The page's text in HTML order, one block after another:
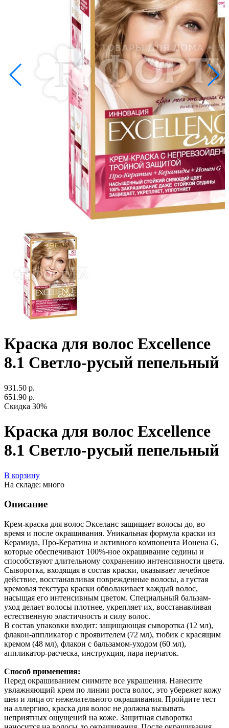
Краска для волос Excellence
8.1 Светло-русый пепельный
931.50 р.
651.90 р.
Скидка 30%
Краска для волос Excellence
8.1 Светло-русый пепельный
В корзину
На складе: много
Описание
Крем-краска для волос Экселанс защищает волосы до, во
время и после окрашивания. Уникальная формула краски из
Керамида, Про-Кератина и активного компонента Ионена G,
которые обеспечивают 100%-ное окрашивание седины и
способствуют длительному сохранению интенсивности цвета.
Сыворотка, входящая в состав краски, оказывает лечебное
действие, восстанавливая поврежденные волосы, а густая
кремовая текстура краски обволакивает каждый волос,
насыщая его интенсивным цветом. Специальный бальзам-
уход делает волосы плотнее, укрепляет их, восстанавливая
естественную эластичность и силу волос.
В состав упаковки входит: защищающая сыворотка (12 мл),
флакон-аппликатор с проявителем (72 мл), тюбик с красящим
кремом (48 мл), флакон с бальзамом-уходом (60 мл),
аппликатор-расческа, инструкция, пара перчаток.
Способ применения:
Перед окрашиванием снимите все украшения. Нанесите
увлажняющий крем по линии роста волос, это убережет кожу
шеи и лица от нежелательного окрашивания. Пройдите тест
на аллергию, краска для волос не должна вызывать
неприятных ощущений на коже. Защитная сыворотка